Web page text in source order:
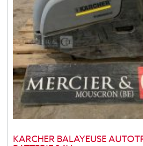
KARCHER BALAYEUSE